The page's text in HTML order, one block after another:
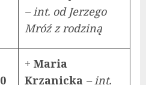
– int. od Jerzego
Mróź z rodziną
+ Maria
Krzanicka – int.